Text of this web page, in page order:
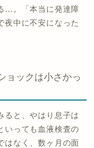
…。「本当に発達障
中に不安になった
ョックは小さかっ
ると、やはり息子は
いっても血液検査の
はなく、数ヶ月の面